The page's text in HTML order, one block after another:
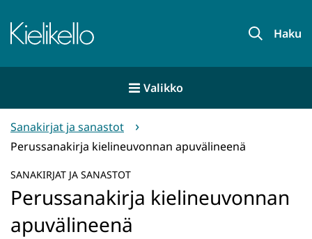
sisältöön
Etusivu Haku
Valikko
Sanakirjat ja sanastot
Perussanakirja kielineuvonnan apuvälineenä
SANAKIRJAT JA SANASTOT
Perussanakirja kielineuvonnan
apuvälineenä